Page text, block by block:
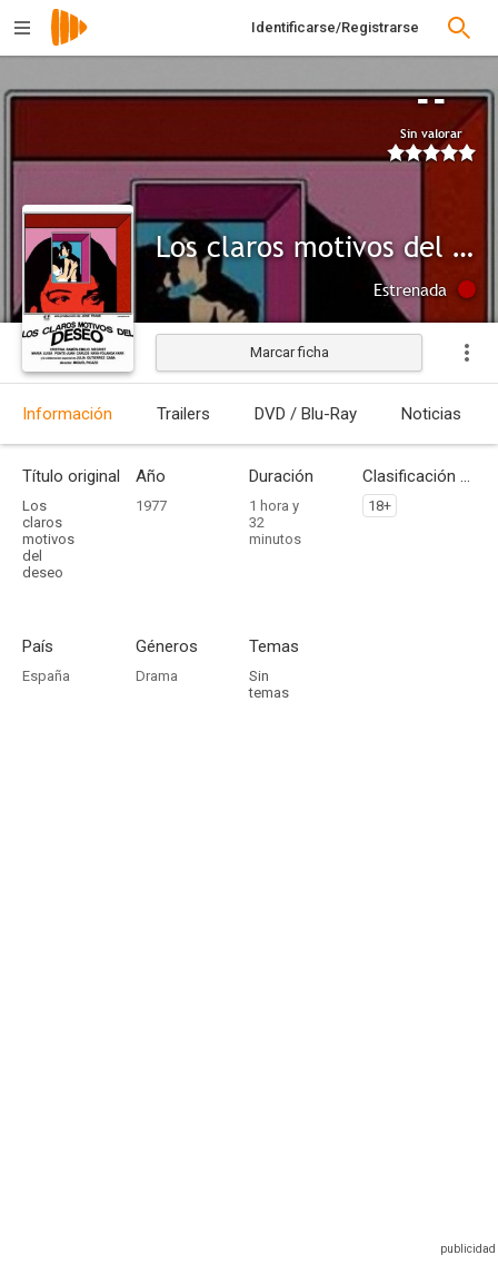
Identificarse/Registrarse
--
Sin valorar
Los claros motivos del deseo
Estrenada
Marcar ficha
Información Trailers DVD / Blu-Ray Noticias
Título original
Los
claros
motivos
del
deseo
Año
1977
Duración
1 hora y
32
minutos
Clasificación por edades
18+
País
España
Géneros
Drama
Temas
Sin
temas